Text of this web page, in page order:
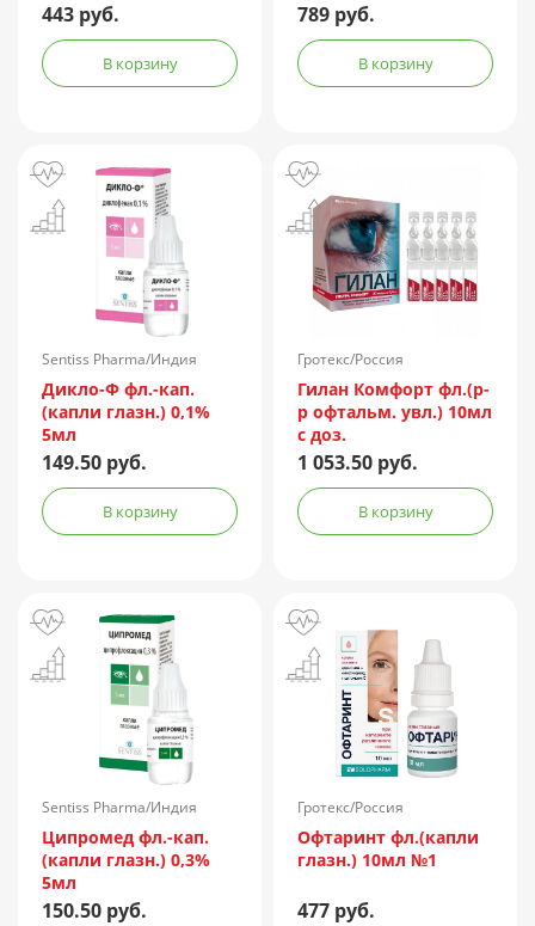
443 руб.
В корзину
789 руб.
В корзину
Sentiss Pharma/Индия
Дикло-Ф фл.-кап.
(капли глазн.) 0,1%
5мл
149.50 руб.
В корзину
Гротекс/Россия
Гилан Комфорт фл.(р-
р офтальм. увл.) 10мл
с доз.
1 053.50 руб.
В корзину
Sentiss Pharma/Индия
Ципромед фл.-кап.
(капли глазн.) 0,3%
5мл
150.50 руб.
Гротекс/Россия
Офтаринт фл.(капли
глазн.) 10мл №1
477 руб.